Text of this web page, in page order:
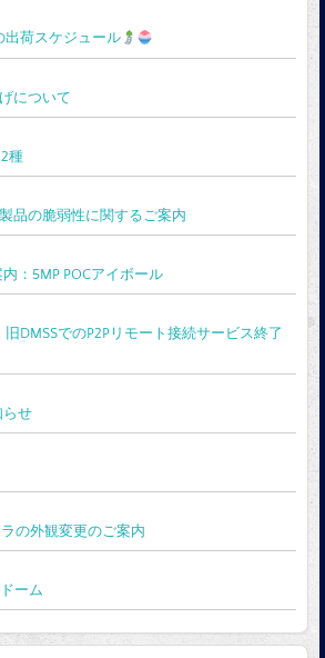
出荷スケジュール
について
種
品の脆弱性に関するご案内
：5MP POCアイボール
旧DMSSでのP2Pリモート接続サービス終了
らせ
の外観変更のご案内
ーム